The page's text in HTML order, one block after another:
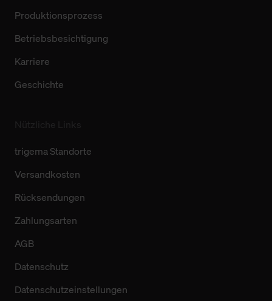
Produktionsprozess
Betriebsbesichtigung
Karriere
Geschichte
trigema Standorte
Versandkosten
Rücksendungen
Zahlungsarten
AGB
Datenschutz
Datenschutzeinstellungen